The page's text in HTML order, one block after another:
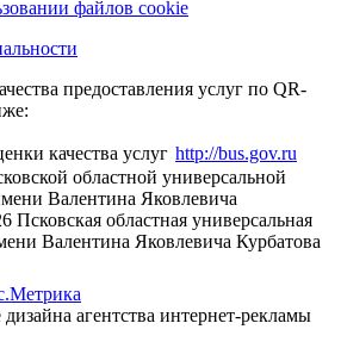
файлов cookie
предоставления услуг по QR-
http://bus.gov.ru
областной универсальной
Валентина Яковлевича
Псковская областная универсальная
Валентина Яковлевича Курбатова
агентства интернет-рекламы